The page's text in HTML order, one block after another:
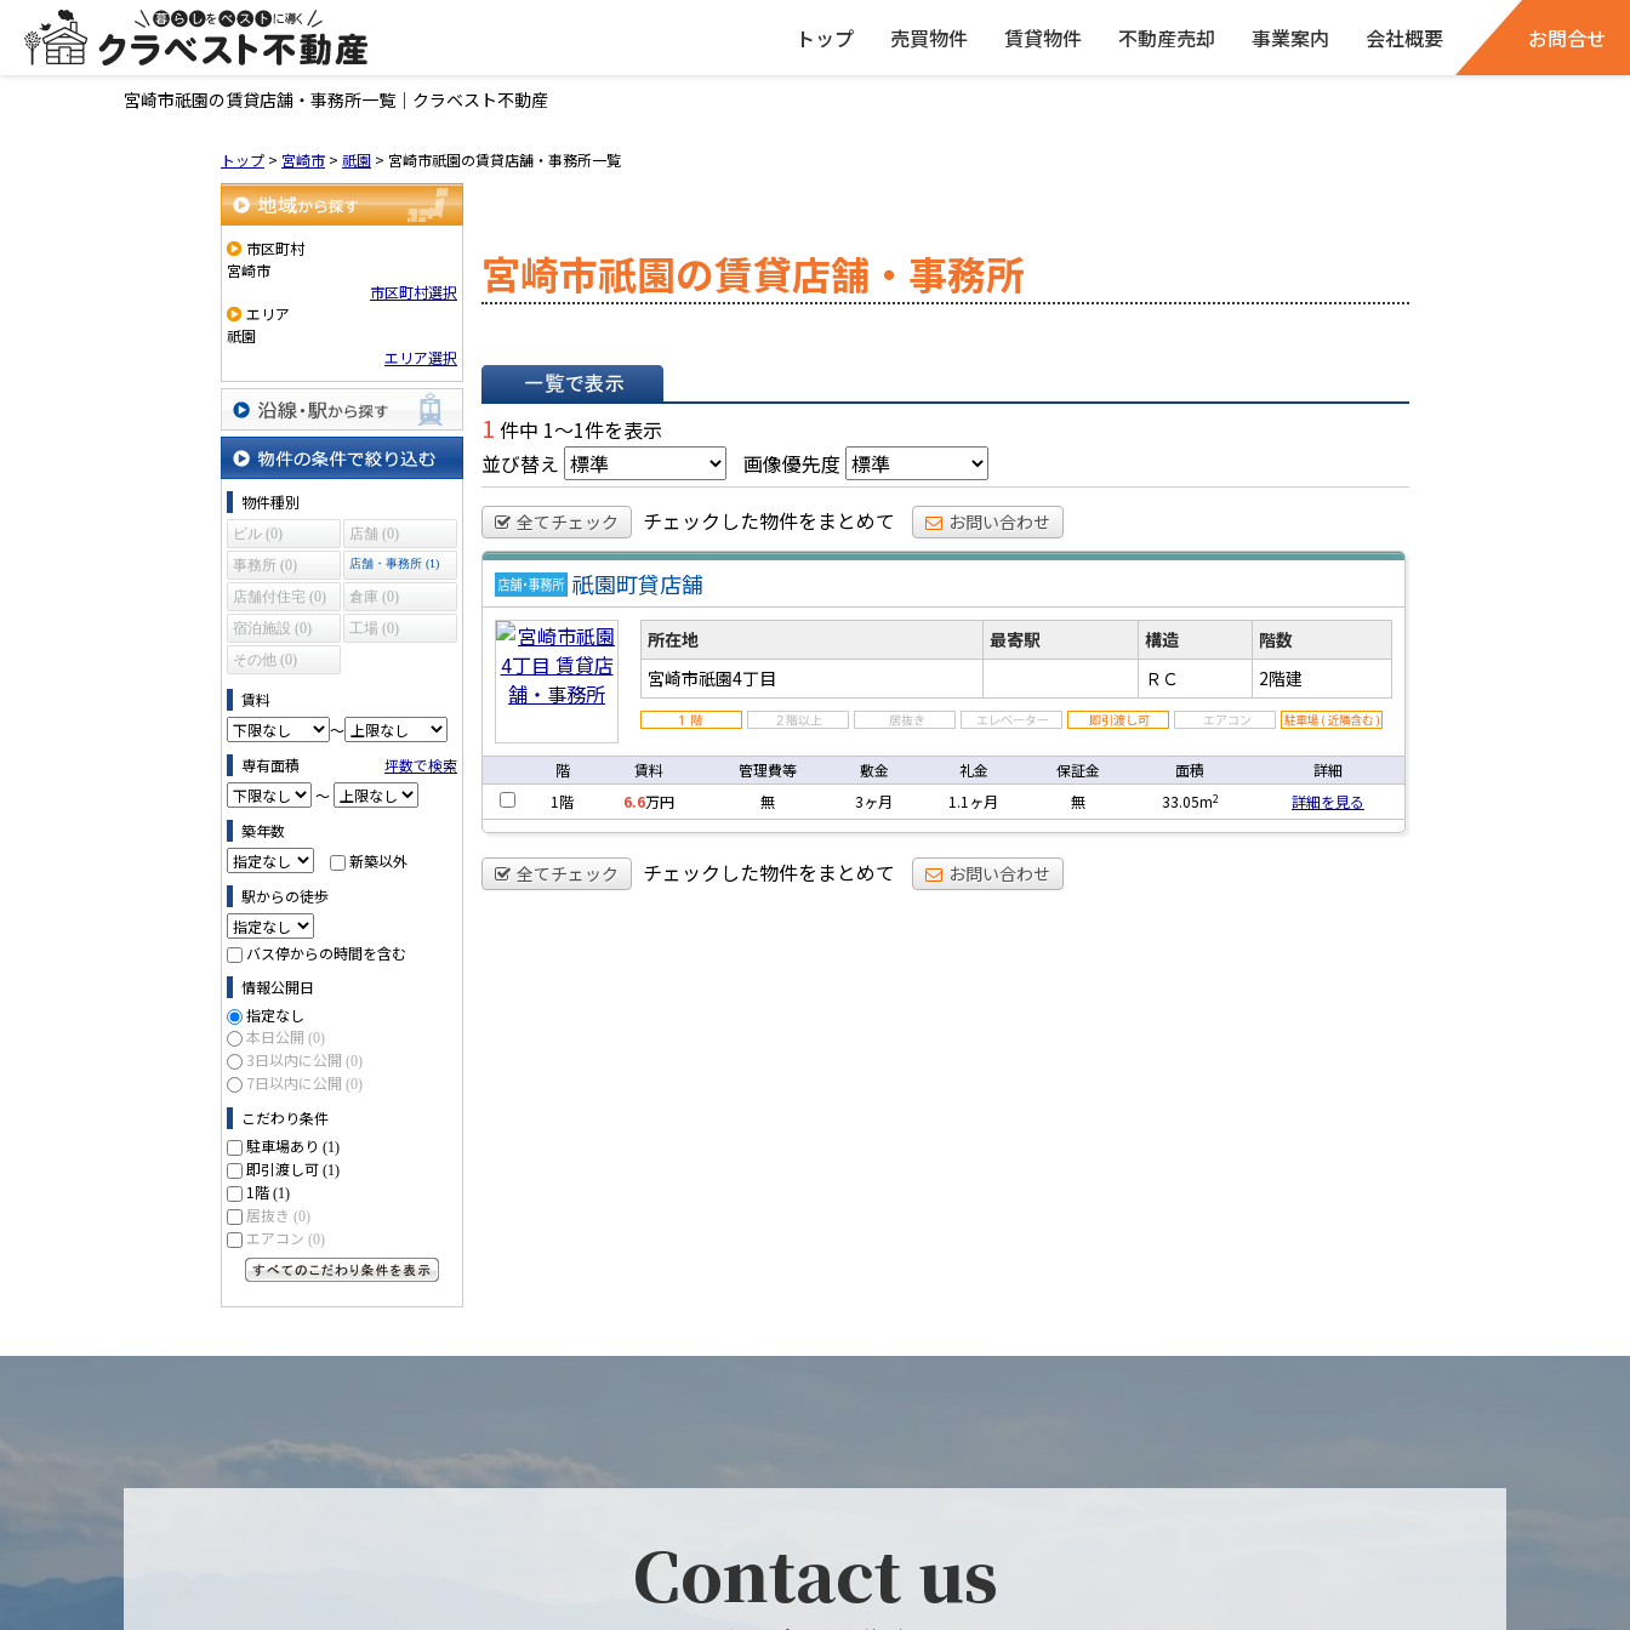
トップ 売買物件 賃貸物件 不動産売却 事業案内 会社概要 お問合せ
宮崎市祇園の賃貸店舗・事務所一覧｜クラベスト不動産
トップ > 宮崎市 > 祇園 > 宮崎市祇園の賃貸店舗・事務所一覧
地域から探す
市区町村
宮崎市
市区町村選択
エリア
祇園
エリア選択
沿線・駅から探す
物件の条件で絞り込む
物件種別
ビル (0)
店舗 (0)
事務所 (0)
店舗・事務所 (1)
店舗付住宅 (0)
倉庫 (0)
宿泊施設 (0)
工場 (0)
その他 (0)
賃料
～
専有面積
坪数で検索
～
築年数
新築以外
駅からの徒歩
バス停からの時間を含む
情報公開日
指定なし
本日公開 (0)
3日以内に公開 (0)
7日以内に公開 (0)
こだわり条件
駐車場あり (1)
即引渡し可 (1)
1階 (1)
居抜き (0)
エアコン (0)
宮崎市祇園の賃貸店舗・事務所
一覧で表示
1 件中 1～1件を表示
並び替え
画像優先度
全てチェック チェックした物件をまとめて お問い合わせ
賃貸店
舗・事
務所
祇園町貸店舗
所在地 最寄駅 構造
階数
宮崎市祇園4丁目
ＲＣ 2階建
階 賃料 管理費等 敷金 礼金 保証金 面積
詳細
1階
6.6万円 無 3ヶ月 1.1ヶ月 無 33.05m2 詳細を見る
全てチェック チェックした物件をまとめて お問い合わせ
Contact us